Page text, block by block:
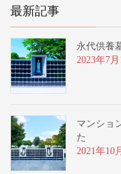
最新記事
永代供養
2023年7月
マンショ
た
2021年10